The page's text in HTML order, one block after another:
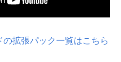
拡張パック一覧はこちら